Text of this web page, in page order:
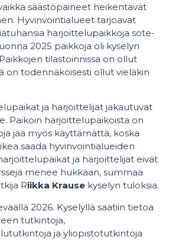
säästöpaineet heikentävät
Hyvinvointialueet tarjoavat
harjoittelupaikkoja sote-
2025 paikkoja oli kyselyn
tilastoinnissa on ollut
on todennäköisesti ollut vieläkin
ja harjoittelijat jakautuvat
Paikoin harjoittelupaikoista on
jää myös käyttämättä, koska
saada hyvinvointialueiden
ja harjoittelijat eivät
menee hukkaan, summaa
Riikka Krause kyselyn tuloksia.
2026. Kyselyllä saatiin tietoa
tutkintoja,
ja yliopistotutkintoja